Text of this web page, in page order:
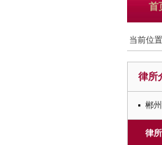
首
当前位置
律所
郴
律